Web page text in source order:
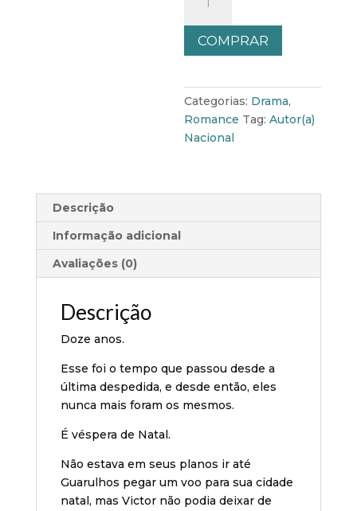
cores
que
Faltavam
COMPRAR
Categorias: Drama,
Romance Tag:Autor(a)
Nacional
Descrição
Informação adicional
Avaliações (0)
Descrição
Doze anos.
Esse foi o tempo que passou desde a
última despedida, e desde então, eles
nunca mais foram os mesmos.
É véspera de Natal.
Não estava em seus planos ir até
Guarulhos pegar um voo para sua cidade
natal, mas Victor não podia deixar de